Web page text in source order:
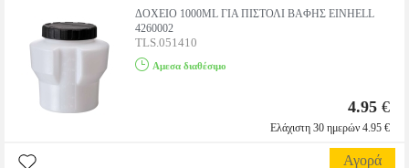
ΔΟΧΕΙΟ 1000ML ΓΙΑ ΠΙΣΤΟΛΙ ΒΑΦΗΣ EINHELL
4260002
TLS.051410
Αμεσα διαθέσιμο
4.95 €
Ελάχιστη 30 ημερών 4.95 €
Αγορά